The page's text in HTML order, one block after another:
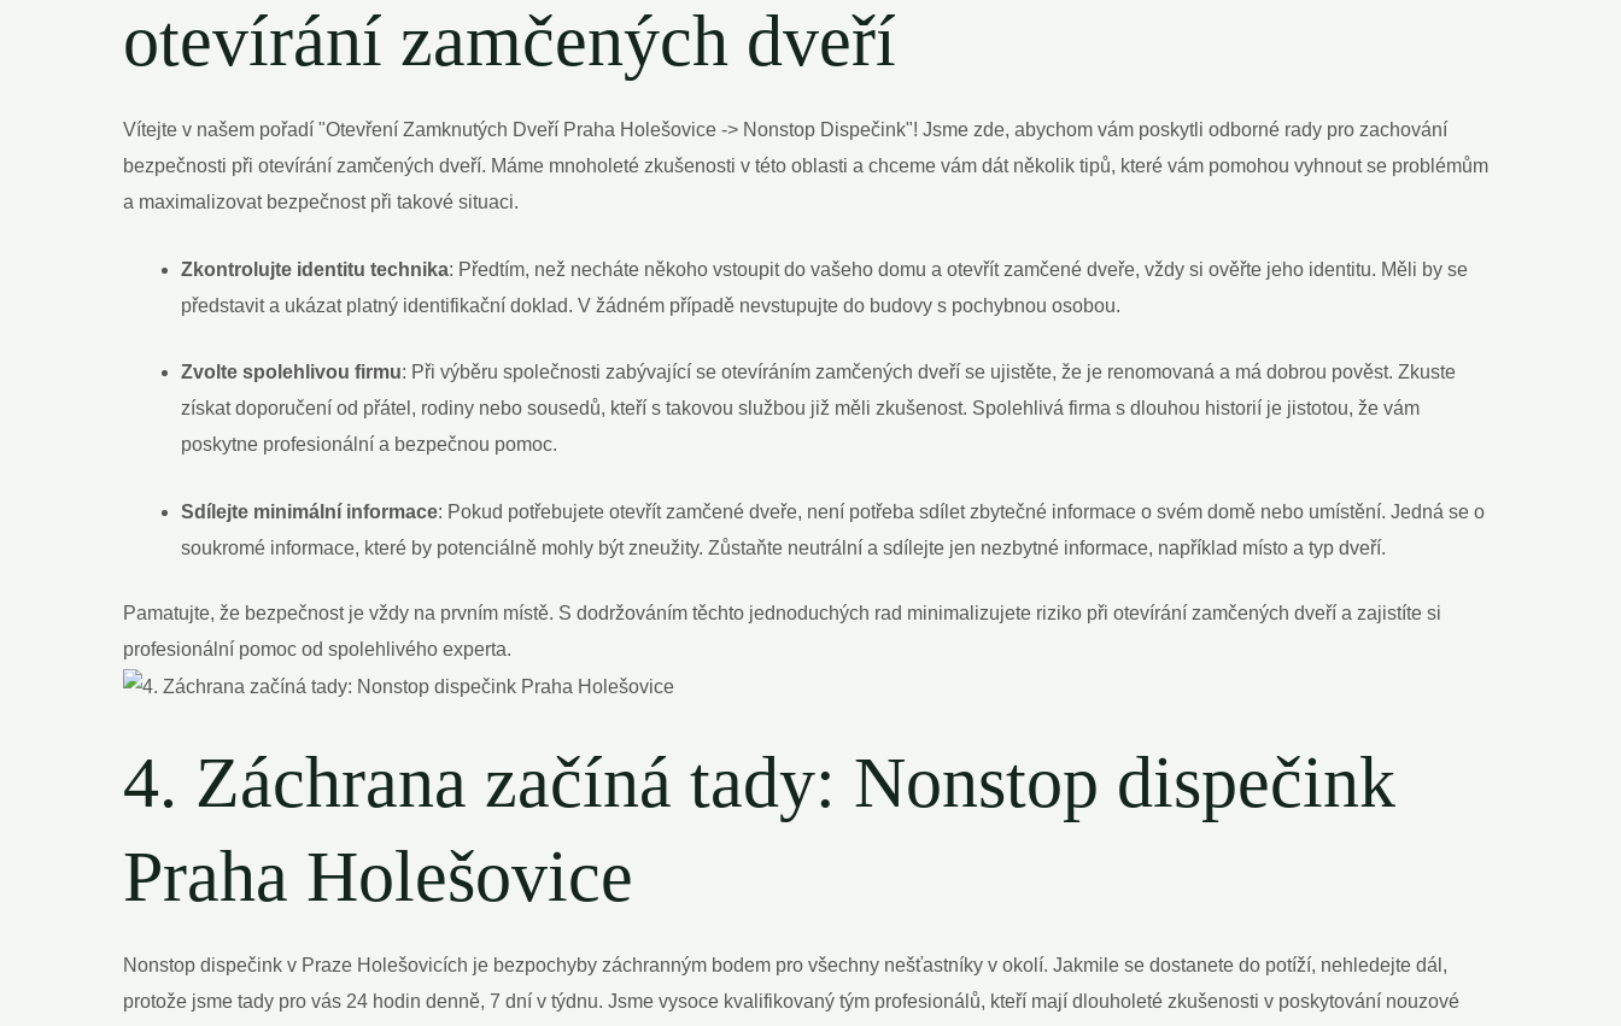
otevírání zamčených dveří
Vítejte v našem pořadí "Otevření Zamknutých Dveří Praha Holešovice -> Nonstop Dispečink"! Jsme zde, abychom vám poskytli odborné rady pro zachování
bezpečnosti při otevírání zamčených dveří. Máme mnoholeté zkušenosti v této oblasti a chceme vám dát několik tipů, které vám pomohou vyhnout se problémům
a maximalizovat bezpečnost při takové situaci.
Zkontrolujte identitu technika: Předtím, než necháte někoho vstoupit do vašeho domu a otevřít zamčené dveře, vždy si ověřte jeho identitu. Měli by se
představit a ukázat platný identifikační doklad. V žádném případě nevstupujte do budovy s pochybnou osobou.
Zvolte spolehlivou firmu: Při výběru společnosti zabývající se otevíráním zamčených dveří se ujistěte, že je renomovaná a má dobrou pověst. Zkuste
získat doporučení od přátel, rodiny nebo sousedů, kteří s takovou službou již měli zkušenost. Spolehlivá firma s dlouhou historií je jistotou, že vám
poskytne profesionální a bezpečnou pomoc.
Sdílejte minimální informace: Pokud potřebujete otevřít zamčené dveře, není potřeba sdílet zbytečné informace o svém domě nebo umístění. Jedná se o
soukromé informace, které by potenciálně mohly být zneužity. Zůstaňte neutrální a sdílejte jen nezbytné informace, například místo a typ dveří.
Pamatujte, že bezpečnost je vždy na prvním místě. S dodržováním těchto jednoduchých rad minimalizujete riziko při otevírání zamčených dveří a zajistíte si
profesionální pomoc od spolehlivého experta.
4. Záchrana začíná tady: Nonstop dispečink
Praha Holešovice
Nonstop dispečink v Praze Holešovicích je bezpochyby záchranným bodem pro všechny nešťastníky v okolí. Jakmile se dostanete do potíží, nehledejte dál,
protože jsme tady pro vás 24 hodin denně, 7 dní v týdnu. Jsme vysoce kvalifikovaný tým profesionálů, kteří mají dlouholeté zkušenosti v poskytování nouzové